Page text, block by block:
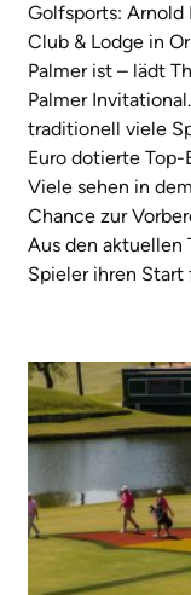
Golfsports: Arnold
Club & Lodge in
Palmer ist – lädt
Palmer
traditionell viele
Euro dotierte
Viele sehen in
Chance zur
Aus den aktuellen
Spieler ihren Start